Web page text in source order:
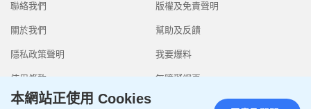
聯絡我們
關於我們
隱私政策聲明
使用條款
版權及免責聲明
幫助及反饋
我要爆料
無障礙網頁
本網站正使用 Cookies